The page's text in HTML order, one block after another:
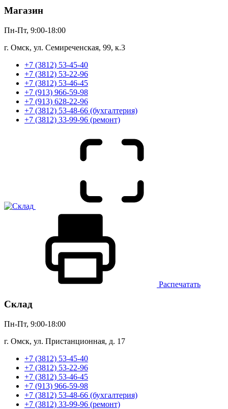
Магазин
Пн-Пт, 9:00-18:00
г. Омск, ул. Семиреченская, 99, к.3
+7 (3812) 53-45-40
+7 (3812) 53-22-96
+7 (3812) 53-46-45
+7 (913) 966-59-98
+7 (913) 628-22-96
+7 (3812) 53-48-66 (бухгалтерия)
+7 (3812) 33-99-96 (ремонт)
Распечатать
Склад
Пн-Пт, 9:00-18:00
г. Омск, ул. Пристанционная, д. 17
+7 (3812) 53-45-40
+7 (3812) 53-22-96
+7 (3812) 53-46-45
+7 (913) 966-59-98
+7 (3812) 53-48-66 (бухгалтерия)
+7 (3812) 33-99-96 (ремонт)